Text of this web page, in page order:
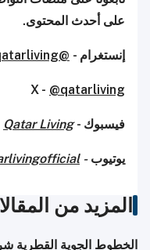
على أحدث المحتوى.
إنستغرام - @qatarliving
X - @qatarliving
فيسبوك -Qatar Living
يوتيوب-
المزيد من
الخطوط الجوية القطرية